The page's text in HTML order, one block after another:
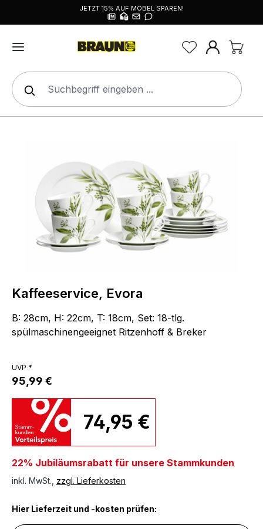
JETZT 15% AUF MÖBEL SPAREN!
Kaffeeservice, Evora
B: 28cm, H: 22cm, T: 18cm, Set: 18-tlg.
spülmaschinengeeignet Ritzenhoff & Breker
UVP *
95,99 €
74,95 €
22% Jubiläumsrabatt für unsere Stammkunden
inkl. MwSt., zzgl. Lieferkosten
Hier Lieferzeit und -kosten prüfen: